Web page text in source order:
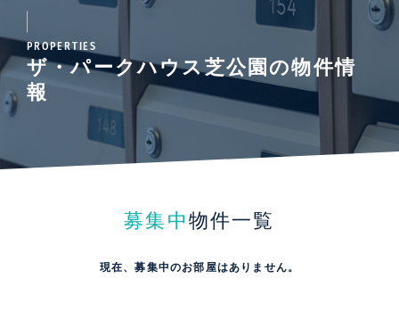
PROPERTIES
ザ・パークハウス芝公園の物件情
報
募集中 物件一覧
現在、募集中のお部屋はありません。